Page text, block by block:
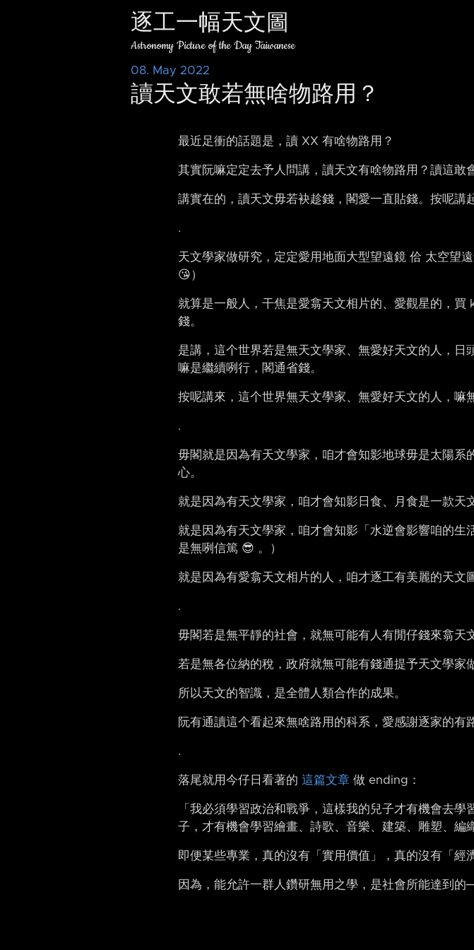
逐工一幅天文圖
Astronomy Picture of the Day Taiwanese
08. May 2022
讀天文敢若無啥物路用？
最近足衝的話題是，讀 XX 有啥物路用？
其實阮嘛定定去予人問講，讀天文有啥物路用？讀這敢
講實在的，讀天文毋若袂趁錢，閣愛一直貼錢。按呢講
.
天文學家做研究，定定愛用地面大型望遠鏡 佮 太空望
😘）
就算是一般人，干焦是愛翕天文相片的、愛觀星的，
錢。
是講，這个世界若是無天文學家、無愛好天文的人，
嘛是繼續咧行，閣通省錢。
按呢講來，這个世界無天文學家、無愛好天文的人，嘛
.
毋閣就是因為有天文學家，咱才會知影地球毋是太陽
心。
就是因為有天文學家，咱才會知影日食、月食是一款天
就是因為有天文學家，咱才會知影「水逆會影響咱的
是無咧信篤 😎 。）
就是因為有愛翕天文相片的人，咱才逐工有美麗的天文
.
毋閣若是無平靜的社會，就無可能有人有閒仔錢來翕天
若是無各位納的稅，政府就無可能有錢通提予天文學家
所以天文的智識，是全體人類合作的成果。
阮有通讀這个看起來無啥路用的科系，愛感謝逐家的有
.
落尾就用今仔日看著的 這篇文章 做 ending：
「我必須學習政治和戰爭，這樣我的兒子才有機會去
子，才有機會學習繪畫、詩歌、音樂、建築、雕塑、編
即便某些專業，真的沒有「實用價值」，真的沒有「經
因為，能允許一群人鑽研無用之學，是社會所能達到的